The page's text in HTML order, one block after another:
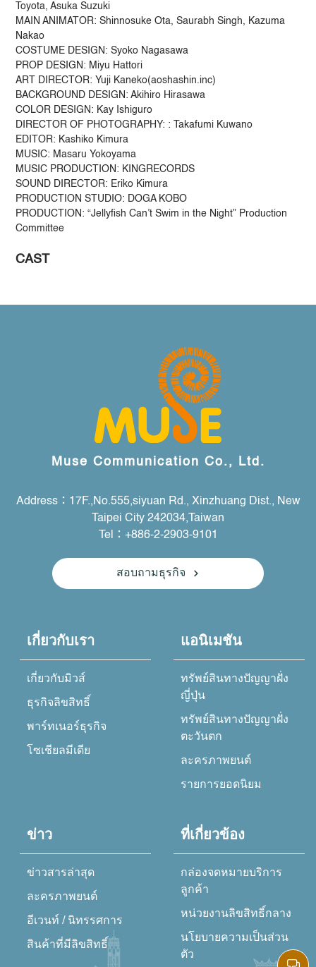
Toyota, Asuka Suzuki
MAIN ANIMATOR: Shinnosuke Ota, Saurabh Singh, Kazuma
Nakao
COSTUME DESIGN: Syoko Nagasawa
PROP DESIGN: Miyu Hattori
ART DIRECTOR: Yuji Kaneko(aoshashin.inc)
BACKGROUND DESIGN: Akihiro Hirasawa
COLOR DESIGN: Kay Ishiguro
DIRECTOR OF PHOTOGRAPHY: : Takafumi Kuwano
EDITOR: Kashiko Kimura
MUSIC: Masaru Yokoyama
MUSIC PRODUCTION: KINGRECORDS
SOUND DIRECTOR: Eriko Kimura
PRODUCTION STUDIO: DOGA KOBO
PRODUCTION: “Jellyfish Can’t Swim in the Night” Production
Committee
CAST
Muse Communication Co., Ltd.
Address：17F.,No.555,siyuan Rd., Xinzhuang Dist., New
Taipei City 242034,Taiwan
Tel：+886-2-2903-9101
สอบถามธุรกิจ
เกี่ยวกับเรา
เกี่ยวกับมิวส์
ธุรกิจลิขสิทธิ์
พาร์ทเนอร์ธุรกิจ
โซเชียลมีเดีย
แอนิเมชัน
ทรัพย์สินทางปัญญาฝั่ง
ญี่ปุ่น
ทรัพย์สินทางปัญญาฝั่ง
ตะวันตก
ละครภาพยนต์
รายการยอดนิยม
ข่าว
ข่าวสารล่าสุด
ละครภาพยนต์
อีเวนท์ / นิทรรศการ
สินค้าที่มีลิขสิทธิ์
ที่เกี่ยวข้อง
กล่องจดหมายบริการ
ลูกค้า
หน่วยงานลิขสิทธิ์กลาง
นโยบายความเป็นส่วน
ตัว